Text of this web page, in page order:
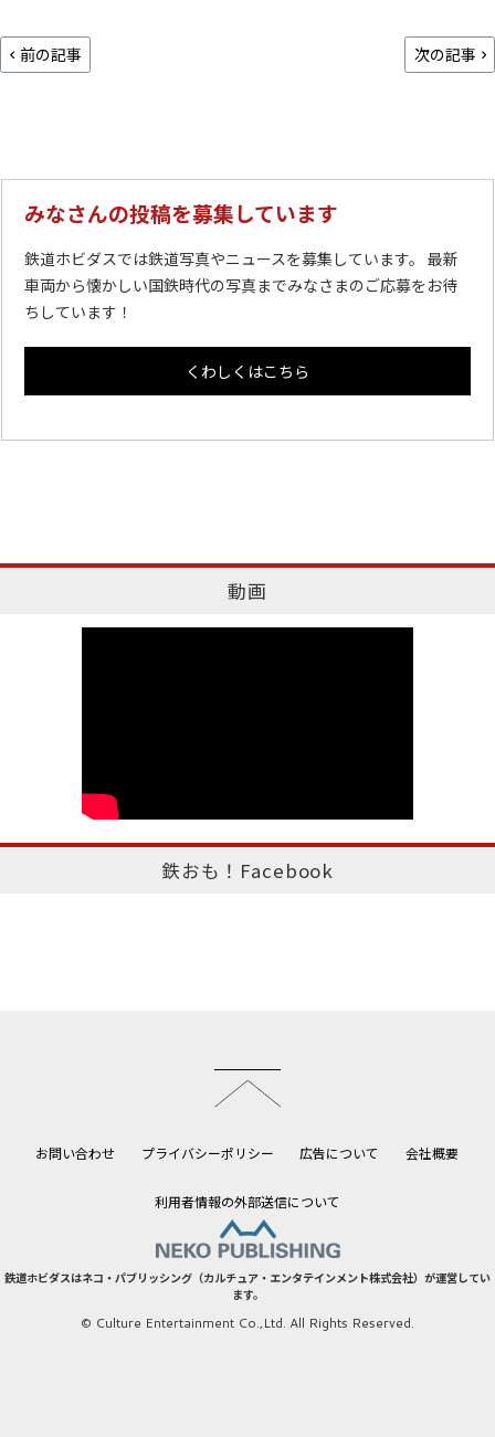
前の記事 次の記事
みなさんの投稿を募集しています
鉄道ホビダスでは鉄道写真やニュースを募集しています。 最新
車両から懐かしい国鉄時代の写真までみなさまのご応募をお待
ちしています！
くわしくはこちら
動画
鉄おも！Facebook
お問い合わせ プライバシーポリシー 広告について 会社概要
利用者情報の外部送信について
鉄道ホビダスはネコ・パブリッシング（カルチュア・エンタテインメント株式会社）が運営してい
ます。
© Culture Entertainment Co.,Ltd. All Rights Reserved.